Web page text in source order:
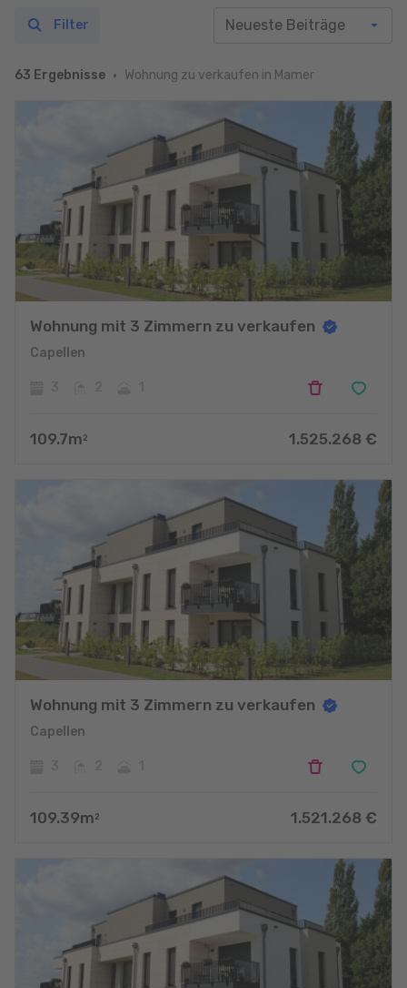
63 Ergebnisse Wohnung zu verkaufen in Mamer
Filter
Wohnung mit 3 Zimmern zu verkaufen
Capellen
109.7m 2 1.525.268 €
Wohnung mit 3 Zimmern zu verkaufen
Capellen
109.39m 2 1.521.268 €